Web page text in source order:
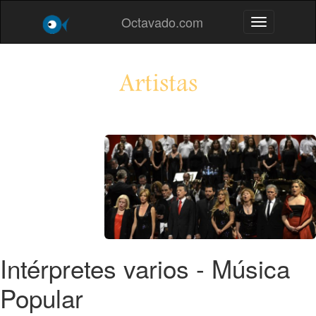
Octavado.com Toggle
Artistas
Intérpretes varios - Música
Popular